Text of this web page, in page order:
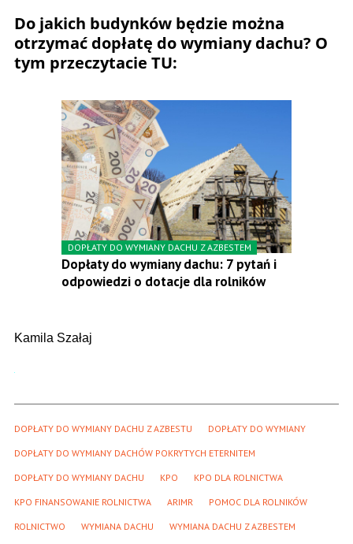
Do jakich budynków będzie można
otrzymać dopłatę do wymiany dachu? O
tym przeczytacie TU:
DOPŁATY DO WYMIANY DACHU Z AZBESTEM
Dopłaty do wymiany dachu: 7 pytań i
odpowiedzi o dotacje dla rolników
Kamila Szałaj
DOPŁATY DO WYMIANY DACHU Z AZBESTU DOPŁATY DO WYMIANY
DOPŁATY DO WYMIANY DACHÓW POKRYTYCH ETERNITEM
DOPŁATY DO WYMIANY DACHU KPO KPO DLA ROLNICTWA
KPO FINANSOWANIE ROLNICTWA ARIMR POMOC DLA ROLNIKÓW
ROLNICTWO WYMIANA DACHU WYMIANA DACHU Z AZBESTEM